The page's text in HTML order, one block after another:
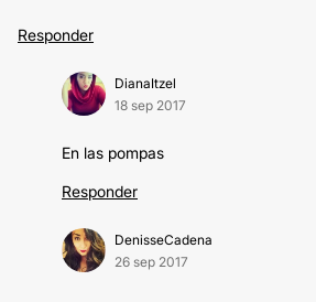
Responder
DianaItzel
18 sep 2017
En las pompas
Responder
DenisseCadena
26 sep 2017